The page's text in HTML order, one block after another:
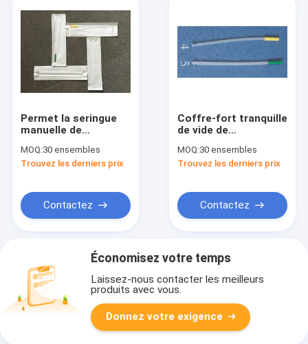
Permet la seringue
manuelle de
de temps de
rétablissement plus
MOQ:30 ensembles
Trouvez les derniers prix
Contactez
Coffre-fort tranquille
de vide de
manuel d'aspiration
aucun besoin
MOQ:30 ensembles
Trouvez les derniers prix
Contactez
Économisez votre temps
Laissez-nous contacter les meilleurs
produits avec vous.
Donnez votre exigence